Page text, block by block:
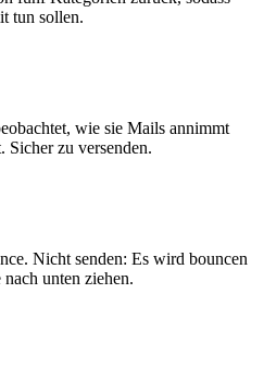
tun sollen.
wie sie Mails annimmt
Sicher zu versenden.
Nicht senden: Es wird bouncen
unten ziehen.